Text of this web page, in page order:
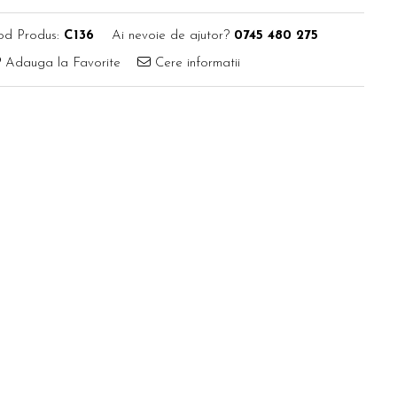
Produs: C136 Ai nevoie de ajutor? 0745 480 275
Adauga la Favorite Cere informatii